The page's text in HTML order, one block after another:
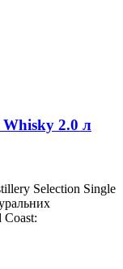
Whisky 2.0 л
Selection Single
Coast: